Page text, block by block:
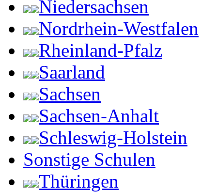
Niedersachsen
Nordrhein-Westfalen
Rheinland-Pfalz
Saarland
Sachsen
Sachsen-Anhalt
Schleswig-Holstein
Sonstige Schulen
Thüringen